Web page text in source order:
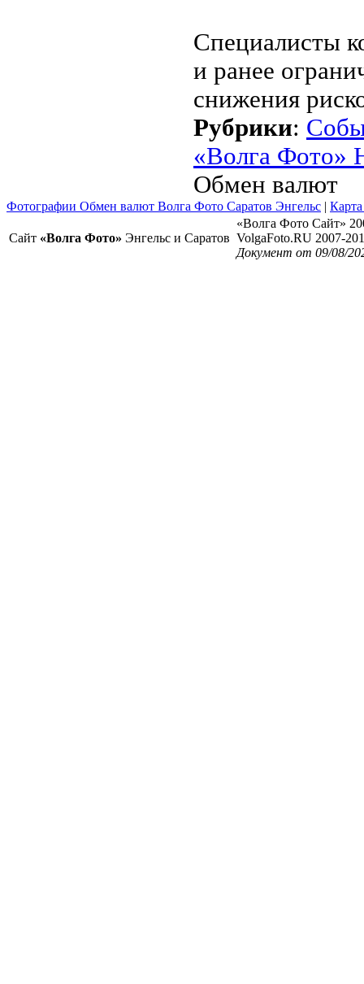
Специалисты
и ранее
снижения
Рубрики:
«Волга Фото»
Обмен валют
Фотографии Обмен валют Волга Фото Саратов Энгельс | Карта
Сайт «Волга Фото» Энгельс и Саратов
«Волга Фото Сайт»
VolgaFoto.RU 2007-
Документ от 09/08/